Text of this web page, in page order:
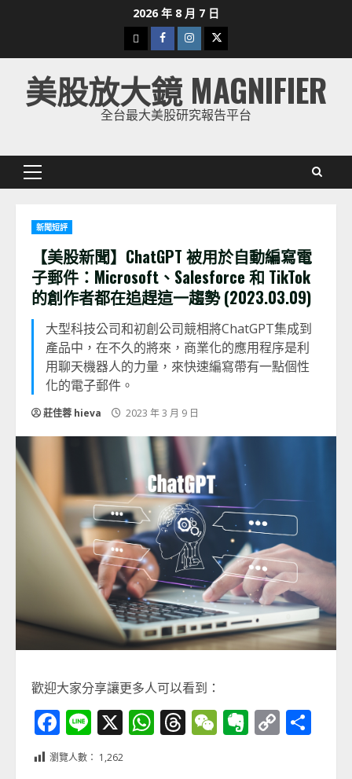
2026 年 8 月 7 日
下
載
美
股
Facebook
Instagram
Twitter
美股放大鏡 MAGNIFIER
全台最大美股研究報告平台
Primary
新聞短評
【美股新聞】ChatGPT 被用於自動編寫電
子郵件：Microsoft、Salesforce 和 TikTok
的創作者都在追趕這一趨勢 (2023.03.09)
大型科技公司和初創公司競相將ChatGPT集成到
產品中，在不久的將來，商業化的應用程序是利
用聊天機器人的力量，來快速編寫帶有一點個性
化的電子郵件。
莊佳蓉 hieva 2023 年 3 月 9 日
歡迎大家分享讓更多人可以看到：
Facebook
Line
X WhatsApp
Threads
WeChat
Evernote
Copy
瀏覽人數： 1,262